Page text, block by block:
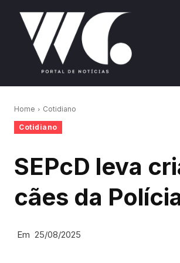
Home Cotidiano
Cotidiano
SEPcD leva
cães da
Em 25/08/2025